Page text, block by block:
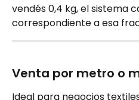
vendés 0,4 kg, el sistema
correspondiente a esa
Venta por metro o
Ideal para negocios